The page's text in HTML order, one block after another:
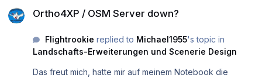
Ortho4XP / OSM Server down?
Flightrookie replied to Michael1955's topic in
Landschafts-Erweiterungen und Scenerie Design
Das freut mich, hatte mir auf meinem Notebook die